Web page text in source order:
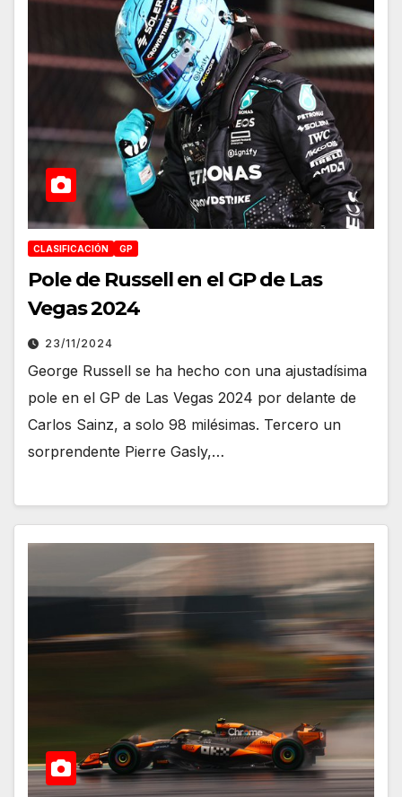
CLASIFICACIÓN GP
Pole de Russell en el GP de Las
Vegas 2024
23/11/2024
George Russell se ha hecho con una ajustadísima
pole en el GP de Las Vegas 2024 por delante de
Carlos Sainz, a solo 98 milésimas. Tercero un
sorprendente Pierre Gasly,…